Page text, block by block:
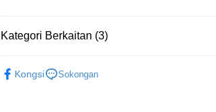
Tunai semasa Penghantaran
Kategori Berkaitan (3)
酒
■包包/提袋/收納
Kongsi Sokongan